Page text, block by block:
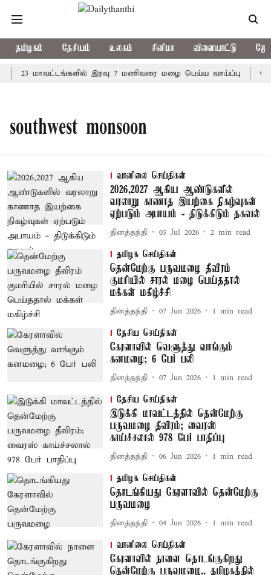
தமிழகம் தேசியம் உலகம் சினிமா விளையாட்டு
23 மாவட்டங்களில் இரவு 7 மணிவரை மழை பெய்ய வாய்ப்பு
southwest monsoon
வானிலை செய்திகள்
2026,2027 ஆகிய ஆண்டுகளில்
வரலாறு காணாத இயற்கை நிகழ்வுகள்
ஏற்படும் அபாயம் - திடுக்கிடும் தகவல்
தினத்தந்தி 03 Jul 2026 2 min read
தமிழக செய்திகள்
தென்மேற்கு பருவமழை தீவிரம்
குமரியில் சாரல் மழை பெய்ததால்
மக்கள் மகிழ்ச்சி
தினத்தந்தி 07 Jun 2026 1 min read
தேசிய செய்திகள்
கேரளாவில் வெளுத்து வாங்கும்
கனமழை; 6 பேர் பலி
தினத்தந்தி 07 Jun 2026 1 min read
தேசிய செய்திகள்
இடுக்கி மாவட்டத்தில் தென்மேற்கு
பருவமழை தீவிரம்; வைரஸ்
காய்ச்சலால் 978 பேர் பாதிப்பு
தினத்தந்தி 06 Jun 2026 1 min read
தமிழக செய்திகள்
தொடங்கியது கேரளாவில் தென்மேற்கு
பருவமழை
தினத்தந்தி 04 Jun 2026 1 min read
வானிலை செய்திகள்
கேரளாவில் நாளை தொடங்குகிறது
தென்மேற்கு பருவமழை.. தமிழகத்தில்